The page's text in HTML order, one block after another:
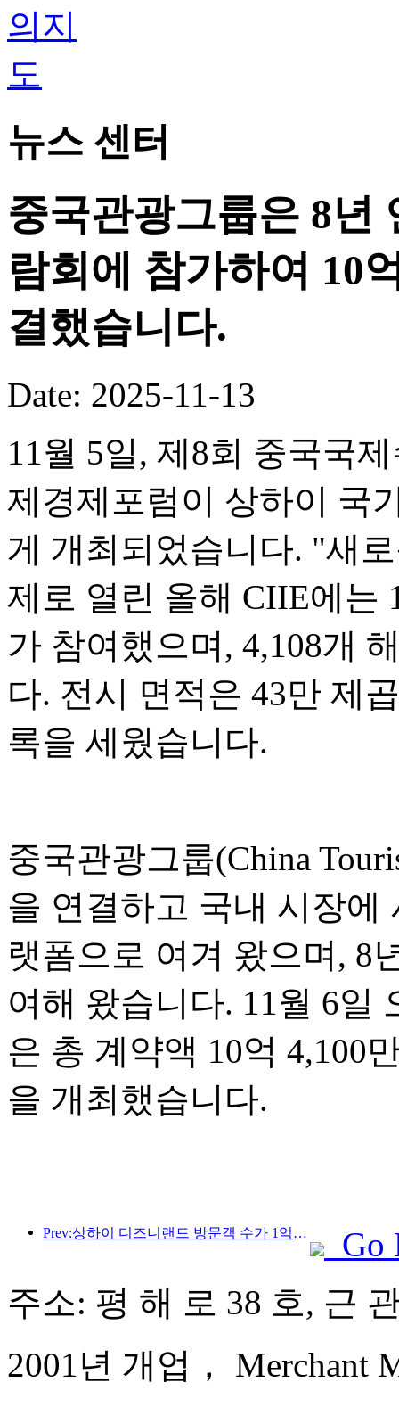
뉴스 센터
중국관광그룹은 8년
람회에 참가하여 10
결했습니다.
Date: 2025-11-13
11월 5일, 제8회 중국국
제경제포럼이 상하이 국
게 개최되었습니다. "새
제로 열린 올해 CIIE에는
가 참여했으며, 4,108개
다. 전시 면적은 43만 제
록을 세웠습니다.
중국관광그룹(China
을 연결하고 국내 시장에
랫폼으로 여겨 왔으며, 8
여해 왔습니다. 11월 6일
은 총 계약액 10억 4,100
을 개최했습니다.
Prev:상하이 디즈니랜드 방문객 수가 1억 명을 돌파하면서, 4번째 테마호텔이 확장됩니다.
Go
주소: 평 해 로 38 호, 근
2001년 개업， Merchant